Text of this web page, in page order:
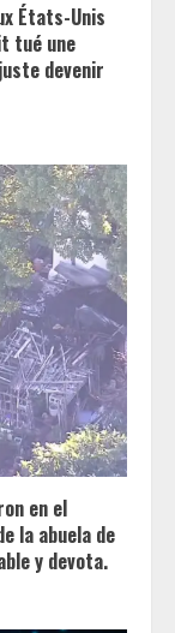
États-Unis
tué une
devenir
en el
la abuela de
y devota.